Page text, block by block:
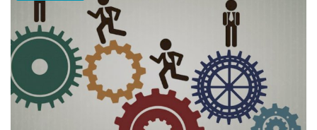
Popüler Yerler
Gayrettepe Projeler
Genel
Galeri